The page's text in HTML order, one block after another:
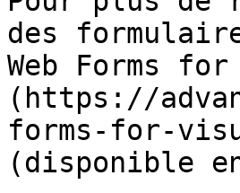
des
Web Forms
(https://
forms-for-
(disponible